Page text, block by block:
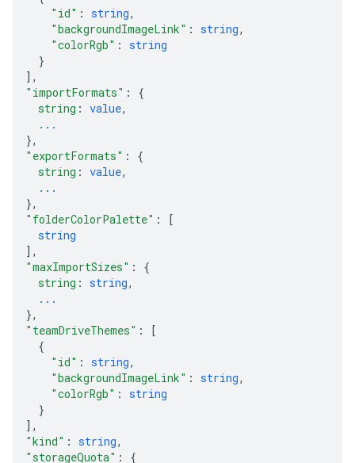
"id" : string,
"backgroundImageLink" : string,
"colorRgb" : string
}
] ,
"importFormats" : {
string : value,
...
},
"exportFormats" : {
string : value,
...
},
"folderColorPalette" :
[
string
] ,
"maxImportSizes" : {
string : string,
...
},
"teamDriveThemes" :
[
{
"id" : string,
"backgroundImageLink" : string,
"colorRgb" : string
}
] ,
"kind" : string,
"storageQuota" : {